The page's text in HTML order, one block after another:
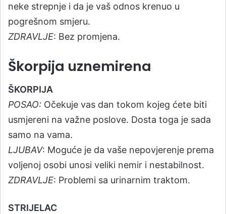
neke strepnje i da je vaš odnos krenuo u
pogrešnom smjeru.
ZDRAVLJE: Bez promjena.
Škorpija uznemirena
ŠKORPIJA
POSAO: Očekuje vas dan tokom kojeg ćete biti
usmjereni na važne poslove. Dosta toga je sada
samo na vama.
LJUBAV: Moguće je da vaše nepovjerenje prema
voljenoj osobi unosi veliki nemir i nestabilnost.
ZDRAVLJE: Problemi sa urinarnim traktom.
STRIJELAC